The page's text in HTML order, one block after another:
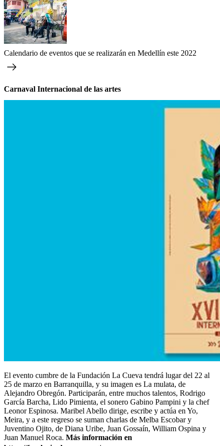
Calendario de eventos que se realizarán en Medellín este 2022
Carnaval Internacional de las artes
El evento cumbre de la Fundación La Cueva tendrá lugar del 22 al
25 de marzo en Barranquilla, y su imagen es La mulata, de
Alejandro Obregón. Participarán, entre muchos talentos, Rodrigo
García Barcha, Lido Pimienta, el sonero Gabino Pampini y la chef
Leonor Espinosa. Maribel Abello dirige, escribe y actúa en Yo,
Meira, y a este regreso se suman charlas de Melba Escobar y
Juventino Ojito, de Diana Uribe, Juan Gossaín, William Ospina y
Juan Manuel Roca. Más información en